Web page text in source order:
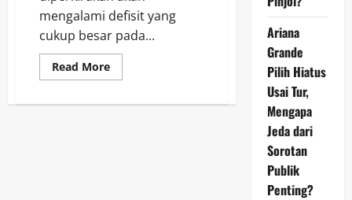
mengalami defisit yang
cukup besar pada...
Read MoreRead
more
Jaminan
Ariana
Grande
Pilih Hiatus
Usai Tur,
Mengapa
Jeda dari
Sorotan
Publik
Penting?